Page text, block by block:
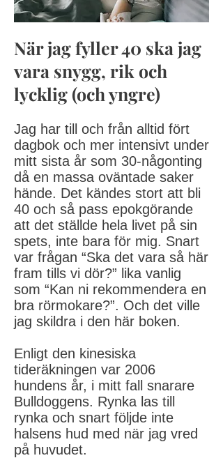
När jag fyller 40 ska jag
vara snygg, rik och
lycklig (och yngre)
Jag har till och från alltid fört
dagbok och mer intensivt under
mitt sista år som 30-någonting
då en massa oväntade saker
hände. Det kändes stort att bli
40 och så pass epokgörande
att det ställde hela livet på sin
spets, inte bara för mig. Snart
var frågan “Ska det vara så här
fram tills vi dör?” lika vanlig
som “Kan ni rekommendera en
bra rörmokare?”. Och det ville
jag skildra i den här boken.
Enligt den kinesiska
tideräkningen var 2006
hundens år, i mitt fall snarare
Bulldoggens. Rynka las till
rynka och snart följde inte
halsens hud med när jag vred
på huvudet.